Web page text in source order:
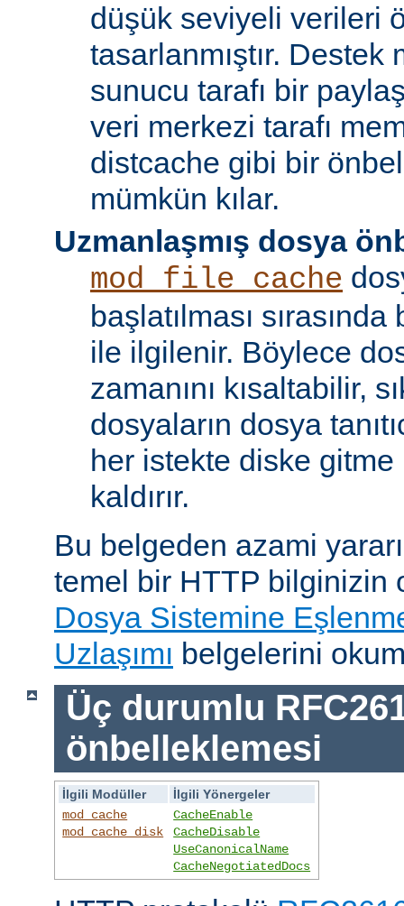
düşük seviyeli verileri
tasarlanmıştır.
sunucu tarafı bir
veri merkezi tarafı
distcache gibi bir
mümkün kılar.
Uzmanlaşmış dosya
mod_file_cache
başlatılması
ile ilgilenir. Böylece
zamanını kısaltabilir,
dosyaların dosya
her istekte diske gitme
kaldırır.
Bu belgeden azami
temel bir HTTP bilginizin
Dosya Sistemine
Uzlaşımı belgelerini
Üç durumlu
önbelleklemesi
İlgili Modüller
İlgili Yönergeler
mod_cache
mod_cache_disk
CacheEnable
CacheDisable
UseCanonicalName
CacheNegotiatedDocs